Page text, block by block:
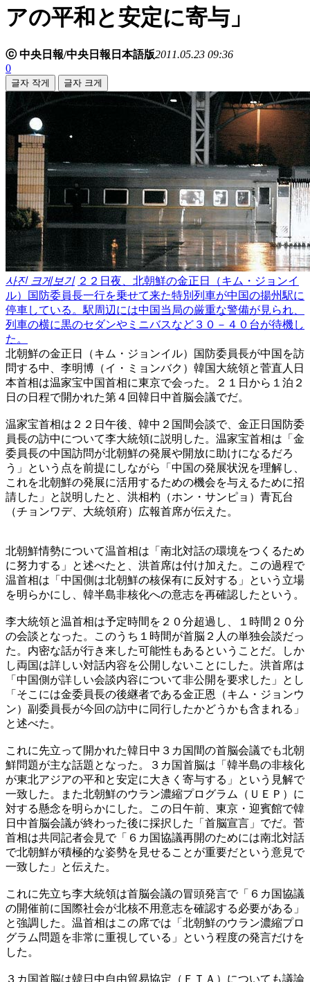
アの平和と安定に寄与」
ⓒ 中央日報/中央日報日本語版2011.05.23 09:36
0
글자 작게 글자 크게
사진 크게보기 ２２日夜、北朝鮮の金正日（キム・ジョンイ
ル）国防委員長一行を乗せて来た特別列車が中国の揚州駅に
停車している。駅周辺には中国当局の厳重な警備が見られ、
列車の横に黒のセダンやミニバスなど３０－４０台が待機し
た。
北朝鮮の金正日（キム・ジョンイル）国防委員長が中国を訪
問する中、李明博（イ・ミョンバク）韓国大統領と菅直人日
本首相は温家宝中国首相に東京で会った。２１日から１泊２
日の日程で開かれた第４回韓日中首脳会議でだ。
温家宝首相は２２日午後、韓中２国間会談で、金正日国防委
員長の訪中について李大統領に説明した。温家宝首相は「金
委員長の中国訪問が北朝鮮の発展や開放に助けになるだろ
う」という点を前提にしながら「中国の発展状況を理解し、
これを北朝鮮の発展に活用するための機会を与えるために招
請した」と説明したと、洪相杓（ホン・サンピョ）青瓦台
（チョンワデ、大統領府）広報首席が伝えた。
北朝鮮情勢について温首相は「南北対話の環境をつくるため
に努力する」と述べたと、洪首席は付け加えた。この過程で
温首相は「中国側は北朝鮮の核保有に反対する」という立場
を明らかにし、韓半島非核化への意志を再確認したという。
李大統領と温首相は予定時間を２０分超過し、１時間２０分
の会談となった。このうち１時間が首脳２人の単独会談だっ
た。内密な話が行き来した可能性もあるということだ。しか
し両国は詳しい対話内容を公開しないことにした。洪首席は
「中国側が詳しい会談内容について非公開を要求した」とし
「そこには金委員長の後継者である金正恩（キム・ジョンウ
ン）副委員長が今回の訪中に同行したかどうかも含まれる」
と述べた。
これに先立って開かれた韓日中３カ国間の首脳会議でも北朝
鮮問題が主な話題となった。３カ国首脳は「韓半島の非核化
が東北アジアの平和と安定に大きく寄与する」という見解で
一致した。また北朝鮮のウラン濃縮プログラム（ＵＥＰ）に
対する懸念を明らかにした。この日午前、東京・迎賓館で韓
日中首脳会議が終わった後に採択した「首脳宣言」でだ。菅
首相は共同記者会見で「６カ国協議再開のためには南北対話
で北朝鮮が積極的な姿勢を見せることが重要だという意見で
一致した」と伝えた。
これに先立ち李大統領は首脳会議の冒頭発言で「６カ国協議
の開催前に国際社会が北核不用意志を確認する必要がある」
と強調した。温首相はこの席では「北朝鮮のウラン濃縮プロ
グラム問題を非常に重視している」という程度の発言だけを
した。
３カ国首脳は韓日中自由貿易協定（ＦＴＡ）についても議論